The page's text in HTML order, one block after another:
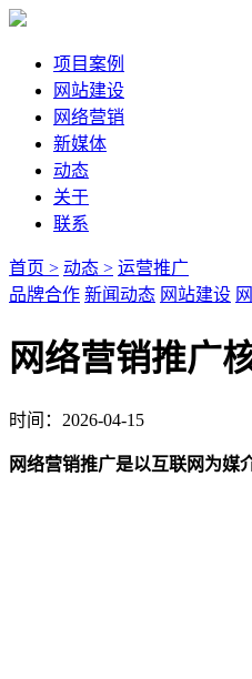
项目案例
网站建设
网络营销
新媒体
动态
关于
联系
首页 > 动态 > 运营推广
品牌合作 新闻动态 网站建设
网络营销推广
时间：2026-04-15
网络营销推广是以互联网为媒